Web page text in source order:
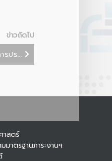
ข่าวถัดไป
รปร...
าสตร์
าตรฐานภาระงานฯ